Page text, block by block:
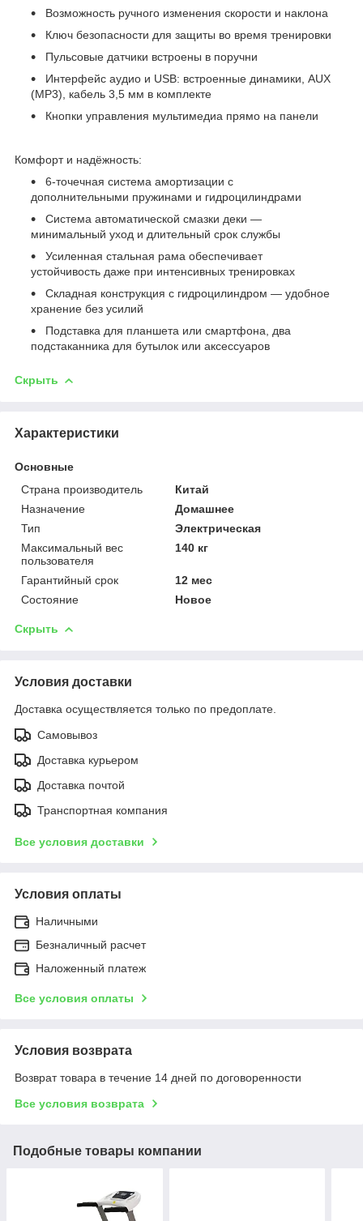
Возможность ручного изменения скорости и наклона
Ключ безопасности для защиты во время тренировки
Пульсовые датчики встроены в поручни
Интерфейс аудио и USB: встроенные динамики, AUX
(MP3), кабель 3,5 мм в комплекте
Кнопки управления мультимедиа прямо на панели
Комфорт и надёжность:
6-точечная система амортизации с
дополнительными пружинами и гидроцилиндрами
Система автоматической смазки деки —
минимальный уход и длительный срок службы
Усиленная стальная рама обеспечивает
устойчивость даже при интенсивных тренировках
Складная конструкция с гидроцилиндром — удобное
хранение без усилий
Подставка для планшета или смартфона, два
подстаканника для бутылок или аксессуаров
Скрыть
Характеристики
Основные
Страна производитель
Китай
Назначение
Домашнее
Тип
Электрическая
Максимальный вес
пользователя
140 кг
Гарантийный срок
12 мес
Состояние
Новое
Скрыть
Условия доставки
Доставка осуществляется только по предоплате.
Самовывоз
Доставка курьером
Доставка почтой
Транспортная компания
Все условия доставки
Условия оплаты
Наличными
Безналичный расчет
Наложенный платеж
Все условия оплаты
Условия возврата
Возврат товара в течение 14 дней по договоренности
Все условия возврата
Подобные товары компании